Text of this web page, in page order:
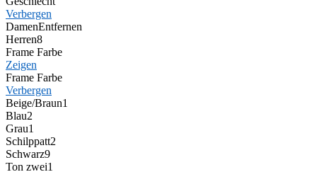
Verbergen
DamenEntfernen
Herren8
Frame Farbe
Zeigen
Frame Farbe
Verbergen
Beige/Braun1
Blau2
Grau1
Schilppatt2
Schwarz9
Ton zwei1